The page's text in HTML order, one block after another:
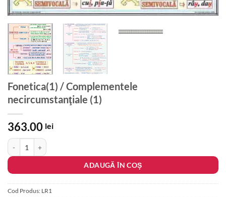
Fonetica(1) / Complementele
necircumstanţiale (1)
363.00 lei
Cantitate Fonetica(1) / Complementele necircumstanţiale (1)
ADAUGĂ ÎN COȘ
Cod Produs: LR1